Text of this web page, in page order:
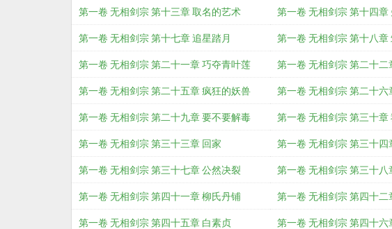
第一卷 无相剑宗 第十三章 取名的艺术 第一卷 无相剑宗 第十四章
第一卷 无相剑宗 第十七章 追星踏月 第一卷 无相剑宗 第十八章
第一卷 无相剑宗 第二十一章 巧夺青叶莲 第一卷 无相剑宗 第二十二
第一卷 无相剑宗 第二十五章 疯狂的妖兽 第一卷 无相剑宗 第二十六
第一卷 无相剑宗 第二十九章 要不要解毒 第一卷 无相剑宗 第三十章
第一卷 无相剑宗 第三十三章 回家 第一卷 无相剑宗 第三十四
第一卷 无相剑宗 第三十七章 公然决裂 第一卷 无相剑宗 第三十八
第一卷 无相剑宗 第四十一章 柳氏丹铺 第一卷 无相剑宗 第四十二
第一卷 无相剑宗 第四十五章 白素贞 第一卷 无相剑宗 第四十六